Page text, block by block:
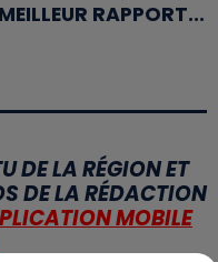
RAPPORT...
DE LA RÉGION ET
DE LA RÉDACTION
MOBILE